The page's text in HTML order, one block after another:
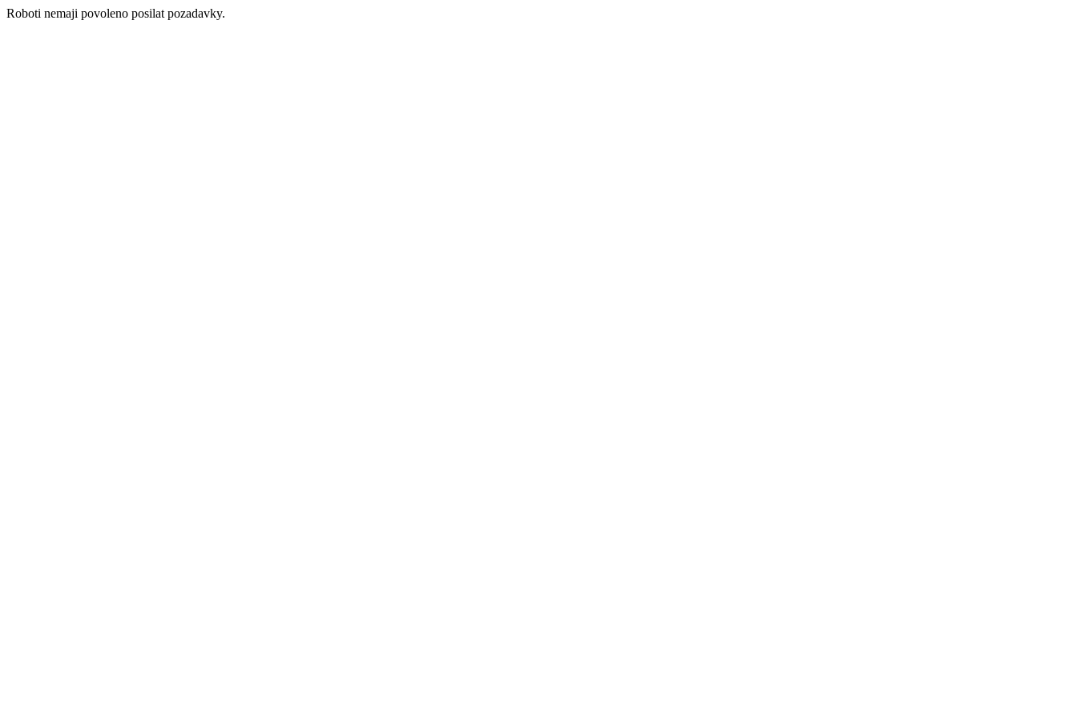
Roboti nemaji povoleno posilat pozadavky.